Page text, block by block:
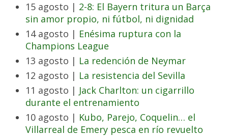
15 agosto | 2-8: El Bayern tritura un Barça
sin amor propio, ni fútbol, ni dignidad
14 agosto | Enésima ruptura con la
Champions League
13 agosto | La redención de Neymar
12 agosto | La resistencia del Sevilla
11 agosto | Jack Charlton: un cigarrillo
durante el entrenamiento
10 agosto | Kubo, Parejo, Coquelin… el
Villarreal de Emery pesca en río revuelto